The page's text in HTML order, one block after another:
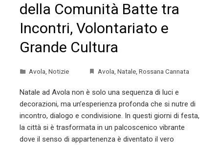
della Comunità Batte tra
Incontri, Volontariato e
Grande Cultura
Avola, Notizie Avola, Natale, Rossana Cannata
Natale ad Avola non è solo una sequenza di luci e
decorazioni, ma un’esperienza profonda che si nutre di
incontro, dialogo e condivisione. In questi giorni di festa,
la città si è trasformata in un palcoscenico vibrante
dove il senso di appartenenza è diventato il vero